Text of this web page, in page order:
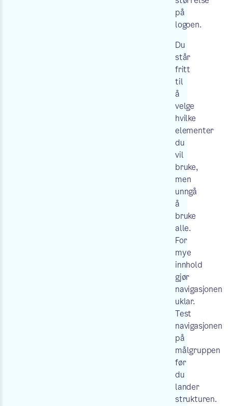
på
logoen.
Du
står
fritt
til
å
velge
hvilke
elementer
du
vil
bruke,
men
unngå
å
bruke
alle.
For
mye
innhold
gjør
navigasjonen
uklar.
Test
navigasjonen
på
målgruppen
før
du
lander
strukturen.